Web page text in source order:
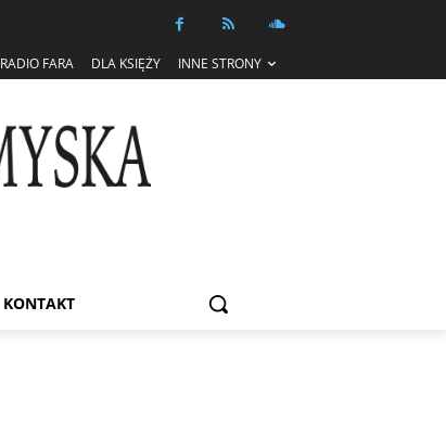
RADIO FARA DLA KSIĘŻY INNE STRONY
KONTAKT